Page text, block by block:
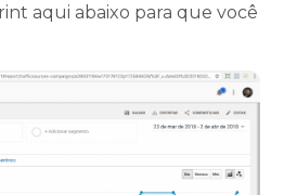
aqui abaixo para que você